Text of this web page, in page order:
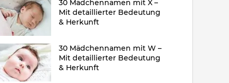
30 Mädchennamen mit X –
Mit detaillierter Bedeutung
& Herkunft
30 Mädchennamen mit W –
Mit detaillierter Bedeutung
& Herkunft